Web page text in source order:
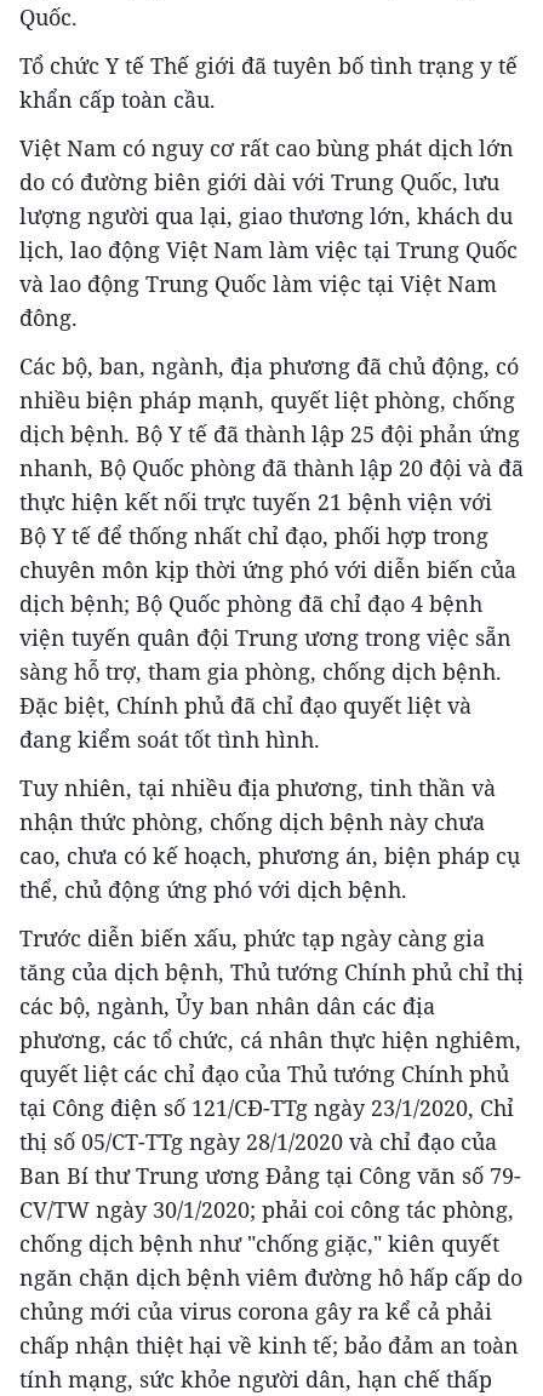
Quốc.
Tổ chức Y tế Thế giới đã tuyên bố tình trạng y tế
khẩn cấp toàn cầu.
Việt Nam có nguy cơ rất cao bùng phát dịch lớn
do có đường biên giới dài với Trung Quốc, lưu
lượng người qua lại, giao thương lớn, khách du
lịch, lao động Việt Nam làm việc tại Trung Quốc
và lao động Trung Quốc làm việc tại Việt Nam
đông.
Các bộ, ban, ngành, địa phương đã chủ động, có
nhiều biện pháp mạnh, quyết liệt phòng, chống
dịch bệnh. Bộ Y tế đã thành lập 25 đội phản ứng
nhanh, Bộ Quốc phòng đã thành lập 20 đội và đã
thực hiện kết nối trực tuyến 21 bệnh viện với
Bộ Y tế để thống nhất chỉ đạo, phối hợp trong
chuyên môn kịp thời ứng phó với diễn biến của
dịch bệnh; Bộ Quốc phòng đã chỉ đạo 4 bệnh
viện tuyến quân đội Trung ương trong việc sẵn
sàng hỗ trợ, tham gia phòng, chống dịch bệnh.
Đặc biệt, Chính phủ đã chỉ đạo quyết liệt và
đang kiểm soát tốt tình hình.
Tuy nhiên, tại nhiều địa phương, tinh thần và
nhận thức phòng, chống dịch bệnh này chưa
cao, chưa có kế hoạch, phương án, biện pháp cụ
thể, chủ động ứng phó với dịch bệnh.
Trước diễn biến xấu, phức tạp ngày càng gia
tăng của dịch bệnh, Thủ tướng Chính phủ chỉ thị
các bộ, ngành, Ủy ban nhân dân các địa
phương, các tổ chức, cá nhân thực hiện nghiêm,
quyết liệt các chỉ đạo của Thủ tướng Chính phủ
tại Công điện số 121/CĐ-TTg ngày 23/1/2020, Chỉ
thị số 05/CT-TTg ngày 28/1/2020 và chỉ đạo của
Ban Bí thư Trung ương Đảng tại Công văn số 79-
CV/TW ngày 30/1/2020; phải coi công tác phòng,
chống dịch bệnh như "chống giặc," kiên quyết
ngăn chặn dịch bệnh viêm đường hô hấp cấp do
chủng mới của virus corona gây ra kể cả phải
chấp nhận thiệt hại về kinh tế; bảo đảm an toàn
tính mạng, sức khỏe người dân, hạn chế thấp